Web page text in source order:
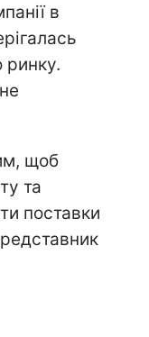
в
ринку.
щоб
та
поставки